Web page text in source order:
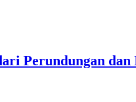
Perundungan